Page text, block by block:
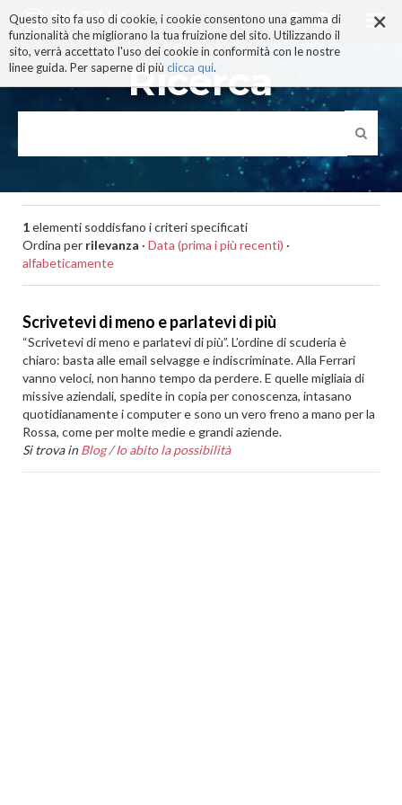
×
Questo sito fa uso di cookie, i cookie consentono una gamma di
funzionalità che migliorano la tua fruizione del sito. Utilizzando il
sito, verrà accettato l'uso dei cookie in conformità con le nostre
linee guida. Per saperne di più clicca qui.
ai
contenuti.
|
alla
navigazione
Ricerca
1elementi soddisfano i criteri specificati
Ordina per rilevanza · Data (prima i più recenti) ·
alfabeticamente
Scrivetevi di meno e parlatevi di più
“Scrivetevi di meno e parlatevi di più”. L’ordine di scuderia è
chiaro: basta alle email selvagge e indiscriminate. Alla Ferrari
vanno veloci, non hanno tempo da perdere. E quelle migliaia di
missive aziendali, spedite in copia per conoscenza, intasano
quotidianamente i computer e sono un vero freno a mano per la
Rossa, come per molte medie e grandi aziende.
Si trova in Blog /Io abito la possibilità